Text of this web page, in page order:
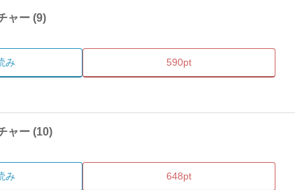
ャー (9)
み 590pt
ャー (10)
み 648pt